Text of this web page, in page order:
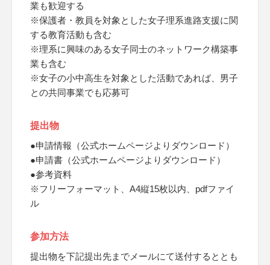
業も歓迎する
※保護者・教員を対象とした女子理系進路支援に関
する教育活動も含む
※理系に興味のある女子同士のネットワーク構築事
業も含む
※女子の小中高生を対象とした活動であれば、男子
との共同事業でも応募可
提出物
●申請情報（公式ホームページよりダウンロード）
●申請書（公式ホームページよりダウンロード）
●参考資料
※フリーフォーマット、A4縦15枚以内、pdfファイ
ル
参加方法
提出物を下記提出先までメールにて送付するととも